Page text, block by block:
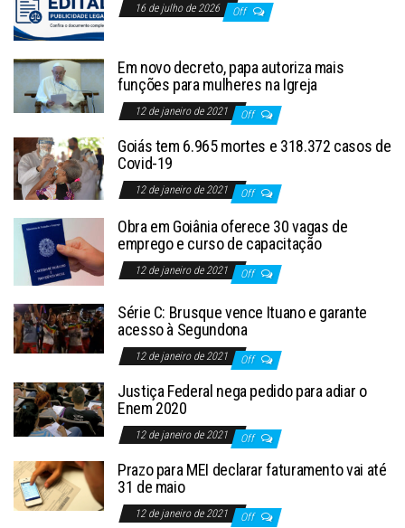
16 de julho de 2026 Off
Em novo decreto, papa autoriza mais
funções para mulheres na Igreja
12 de janeiro de 2021 Off
Goiás tem 6.965 mortes e 318.372 casos de
Covid-19
12 de janeiro de 2021 Off
Obra em Goiânia oferece 30 vagas de
emprego e curso de capacitação
12 de janeiro de 2021 Off
Série C: Brusque vence Ituano e garante
acesso à Segundona
12 de janeiro de 2021 Off
Justiça Federal nega pedido para adiar o
Enem 2020
12 de janeiro de 2021 Off
Prazo para MEI declarar faturamento vai até
31 de maio
12 de janeiro de 2021 Off